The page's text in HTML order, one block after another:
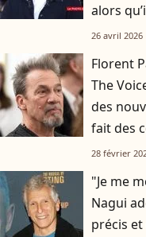
alors
dernier
26 avril 2026
Florent
The
des
fait des
28 février
"Je me
Nagui
précis